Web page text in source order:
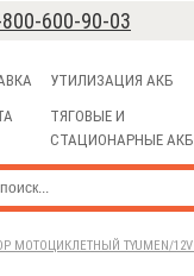
600-90-03
УТИЛИЗАЦИЯ АКБ
ТЯГОВЫЕ И
СТАЦИОНАРНЫЕ АКБ
МОТОЦИКЛЕТНЫЙ TYUMEN/12V